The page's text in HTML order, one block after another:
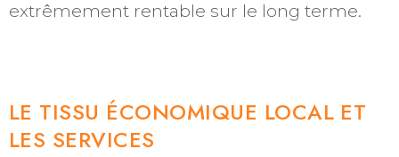
extrêmement rentable sur le long terme.
LE TISSU ÉCONOMIQUE LOCAL ET
LES SERVICES